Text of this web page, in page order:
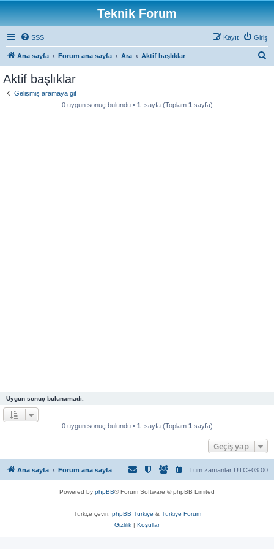
Teknik Forum
SSS Giriş
Kayıt
Ana sayfa Forum ana sayfa Ara Aktif başlıklar
Aktif başlıklar
Gelişmiş aramaya git
0 uygun sonuç bulundu • 1 . sayfa (Toplam 1 sayfa)
Uygun sonuç bulunamadı.
0 uygun sonuç bulundu • 1 . sayfa (Toplam 1 sayfa)
Geçiş yap
Ana sayfa Forum ana sayfa Tüm zamanlar UTC+03:00
Powered by phpBB® Forum Software © phpBB Limited
Türkçe çeviri: phpBB Türkiye & Türkiye Forum
Gizlilik | Koşullar